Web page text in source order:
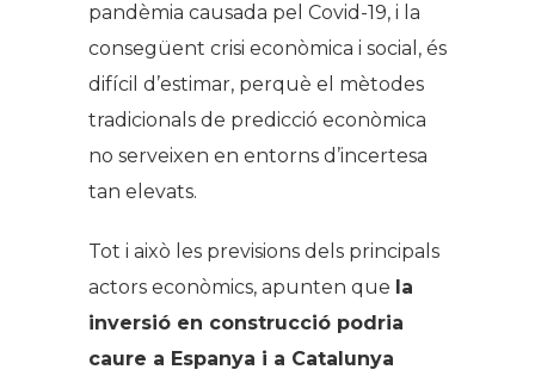
pandèmia causada pel Covid-19, i la
consegüent crisi econòmica i social, és
difícil d’estimar, perquè el mètodes
tradicionals de predicció econòmica
no serveixen en entorns d’incertesa
tan elevats.
Tot i això les previsions dels principals
actors econòmics, apunten que la
inversió en construcció podria
caure a Espanya i a Catalunya